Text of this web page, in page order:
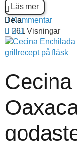
Läs mer
Kommentar
261 Visningar
Dela